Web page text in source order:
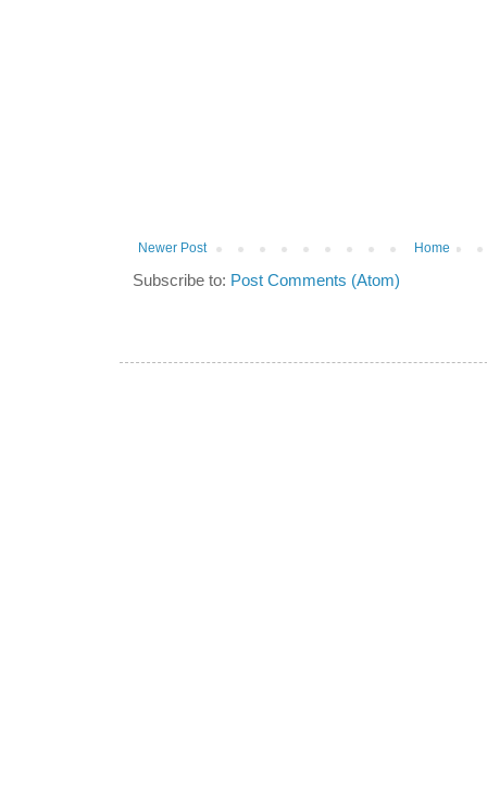
Newer Post Home
Subscribe to: Post Comments (Atom)